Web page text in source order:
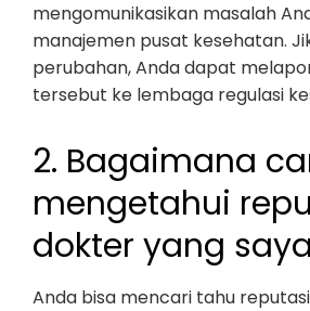
mengomunikasikan masalah
manajemen pusat kesehatan.
perubahan, Anda dapat
tersebut ke lembaga regulasi
2. Bagaimana
mengetahui
dokter yang
Anda bisa mencari tahu